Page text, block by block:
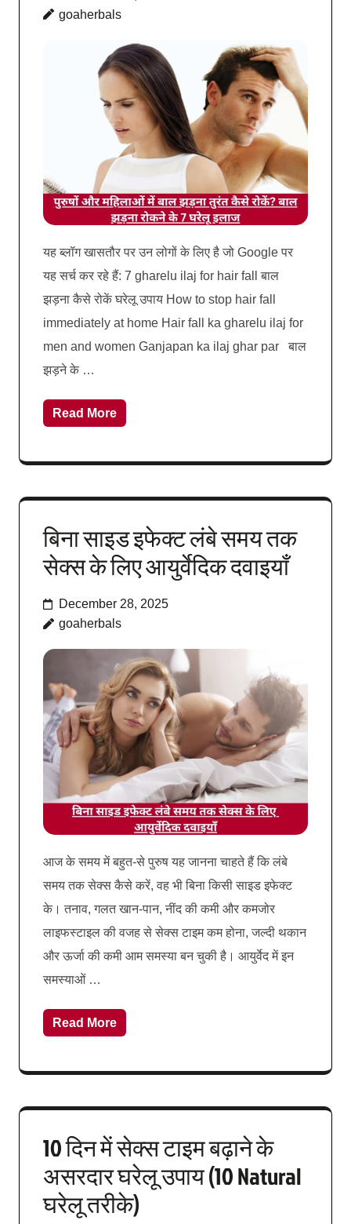
goaherbals
यह ब्लॉग खासतौर पर उन लोगों के लिए है जो Google पर
यह सर्च कर रहे हैं: 7 gharelu ilaj for hair fall बाल
झड़ना कैसे रोकें घरेलू उपाय How to stop hair fall
immediately at home Hair fall ka gharelu ilaj for
men and women Ganjapan ka ilaj ghar par बाल
झड़ने के …
Read More
बिना साइड इफेक्ट लंबे समय तक
सेक्स के लिए आयुर्वेदिक दवाइयाँ
December 28, 2025
goaherbals
आज के समय में बहुत-से पुरुष यह जानना चाहते हैं कि लंबे
समय तक सेक्स कैसे करें, वह भी बिना किसी साइड इफेक्ट
के। तनाव, गलत खान-पान, नींद की कमी और कमजोर
लाइफस्टाइल की वजह से सेक्स टाइम कम होना, जल्दी थकान
और ऊर्जा की कमी आम समस्या बन चुकी है। आयुर्वेद में इन
समस्याओं …
Read More
10 दिन में सेक्स टाइम बढ़ाने के
असरदार घरेलू उपाय (10 Natural
घरेलू तरीके)